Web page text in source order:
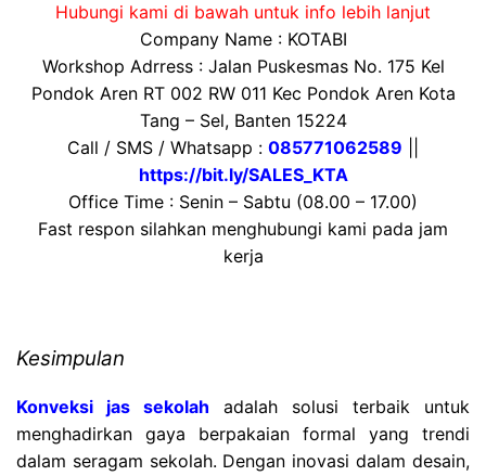
Hubungi kami di bawah untuk info lebih lanjut
Company Name : KOTABI
Workshop Adrress : Jalan Puskesmas No. 175 Kel
Pondok Aren RT 002 RW 011 Kec Pondok Aren Kota
Tang – Sel, Banten 15224
Call / SMS / Whatsapp : 085771062589
https://bit.ly/SALES_KTA
Office Time : Senin – Sabtu (08.00 – 17.00)
Fast respon silahkan menghubungi kami pada jam
kerja
Kesimpulan
Konveksi jas sekolah adalah solusi terbaik untuk
menghadirkan gaya berpakaian formal yang trendi
dalam seragam sekolah. Dengan inovasi dalam desain,